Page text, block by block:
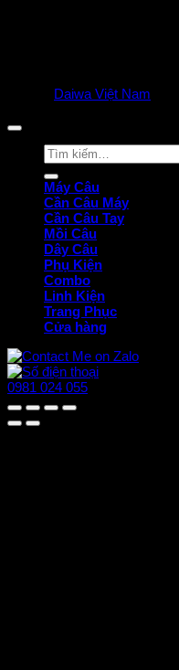
Daiwa Việt Nam
Tìm
kiếm:
Máy Câu
Cần Câu Máy
Cần Câu Tay
Mồi Câu
Dây Câu
Phụ Kiện
Combo
Linh Kiện
Trang Phục
Cửa hàng
0981 024 055